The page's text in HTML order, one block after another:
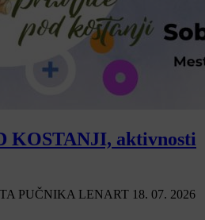
KOSTANJI, aktivnosti
PUČNIKA LENART 18. 07. 2026